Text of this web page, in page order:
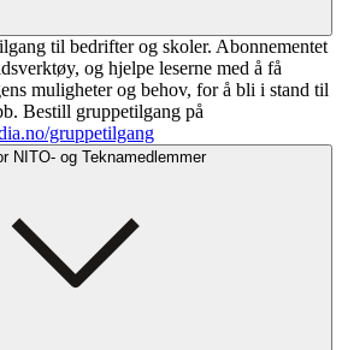
til bedrifter og skoler. Abonnementet
og hjelpe leserne med å få
muligheter og behov, for å bli i stand til
Bestill gruppetilgang på
gruppetilgang
NITO- og Teknamedlemmer